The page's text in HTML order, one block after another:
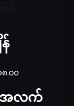
.၀၀
အလက်